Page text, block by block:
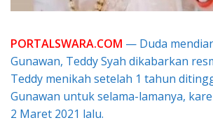
PORTALSWARA.COM — Duda
Gunawan, Teddy Syah dikabarkan
Teddy menikah setelah 1 tahun
Gunawan untuk selama-lamanya,
2 Maret 2021 lalu.